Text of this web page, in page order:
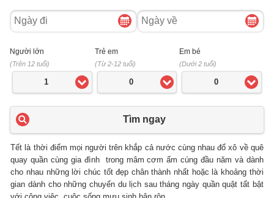
Ngày
đi
Ngày
về
Người lớn
(Trên 12 tuổi)
1
Trẻ em
(Từ 2-12 tuổi)
0
Em bé
(Dưới 2 tuổi)
0
Tìm ngay
Tết là thời điểm mọi người trên khắp cả nước cùng nhau đổ xô về quê
quay quần cùng gia đình trong mâm cơm ấm cúng đầu năm và dành
cho nhau những lời chúc tốt đẹp chân thành nhất hoặc là khoảng thời
gian dành cho những chuyến du lịch sau tháng ngày quần quật tất bật